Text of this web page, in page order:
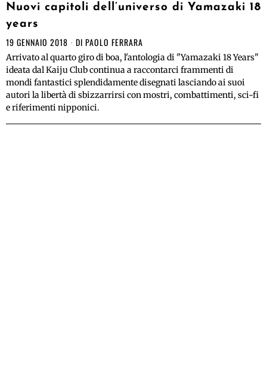
Nuovi capitoli dell’universo di Yamazaki 18
years
19 GENNAIO 2018 DI PAOLO FERRARA
Arrivato al quarto giro di boa, l'antologia di "Yamazaki 18 Years"
ideata dal Kaiju Club continua a raccontarci frammenti di
mondi fantastici splendidamente disegnati lasciando ai suoi
autori la libertà di sbizzarrirsi con mostri, combattimenti, sci-fi
e riferimenti nipponici.